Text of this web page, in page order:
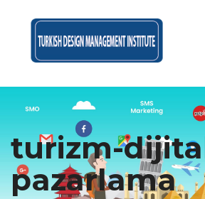
turizm-
pazarlama